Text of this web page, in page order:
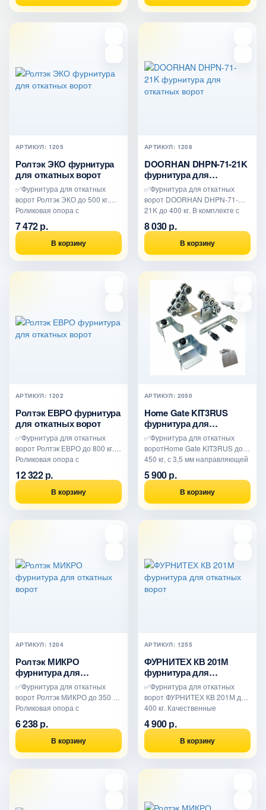
АРТИКУЛ: 1205
Ролтэк ЭКО фурнитура
для откатных ворот
✅Фурнитура для откатных
ворот Ролтэк ЭКО до 500 кг.
Роликовая опора с
низкотемпературной спазкой.
Ши..
7 472 р.
В корзину
АРТИКУЛ: 1208
DOORHAN DHPN-71-21K
фурнитура для
откатных ворот
✅Фурнитура для откатных
ворот DOORHAN DHPN-71-
21K до 400 кг. В комплекте с
верхним уловителем, для м..
8 030 р.
В корзину
АРТИКУЛ: 1202
Ролтэк ЕВРО фурнитура
для откатных ворот
✅Фурнитура для откатных
ворот Ролтэк ЕВРО до 800 кг.
Роликовая опора с
низкотемпературной спазкой.
Ш..
12 322 р.
В корзину
АРТИКУЛ: 2050
Home Gate KIT3RUS
фурнитура для
откатных ворот
✅Фурнитура для откатных
воротHome Gate KIT3RUS до
450 кг, с 3,5 мм направляющей
длиной 6 метров. Уло..
5 900 р.
В корзину
АРТИКУЛ: 1204
Ролтэк МИКРО
фурнитура для
откатных ворот
✅Фурнитура для откатных
ворот Ролтэк МИКРО до 350 кг.
Роликовая опора с
низкотемпературной спазкой.
..
6 238 р.
В корзину
АРТИКУЛ: 1255
ФУРНИТЕХ КВ 201М
фурнитура для
откатных ворот
✅Фурнитура для откатных
ворот ФУРНИТЕХ КВ 201М до
400 кг. Качественные
роликовые опоры. Уловители с
..
4 900 р.
В корзину